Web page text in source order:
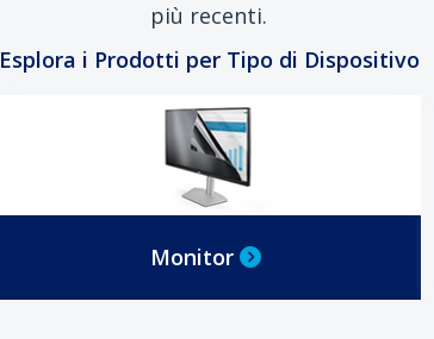
più recenti.
Esplora i Prodotti per Tipo di Dispositivo
Monitor